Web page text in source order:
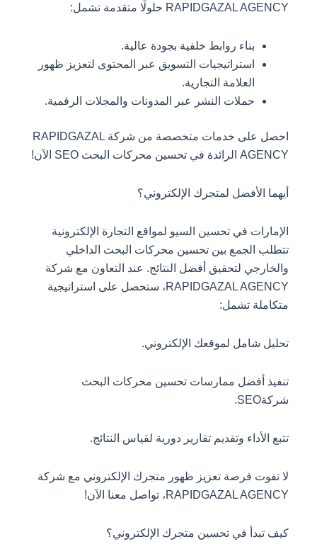
RAPIDGAZAL AGENCY حلولًا متقدمة تشمل:
بناء روابط خلفية بجودة عالية.
استراتيجيات التسويق عبر المحتوى لتعزيز ظهور
العلامة التجارية.
حملات النشر عبر المدونات والمجلات الرقمية.
احصل على خدمات متخصصة من شركة RAPIDGAZAL
AGENCY الرائدة في تحسين محركات البحث SEO الآن!
أيهما الأفضل لمتجرك الإلكتروني؟
الإمارات في تحسين السيو لمواقع التجارة الإلكترونية
تتطلب الجمع بين تحسين محركات البحث الداخلي
والخارجي لتحقيق أفضل النتائج. عند التعاون مع شركة
RAPIDGAZAL AGENCY، ستحصل على استراتيجية
متكاملة تشمل:
تحليل شامل لموقعك الإلكتروني.
تنفيذ أفضل ممارسات تحسين محركات البحث
شركةSEO.
تتبع الأداء وتقديم تقارير دورية لقياس النتائج.
لا تفوت فرصة تعزيز ظهور متجرك الإلكتروني مع شركة
RAPIDGAZAL AGENCY، تواصل معنا الآن!
كيف تبدأ في تحسين متجرك الإلكتروني؟